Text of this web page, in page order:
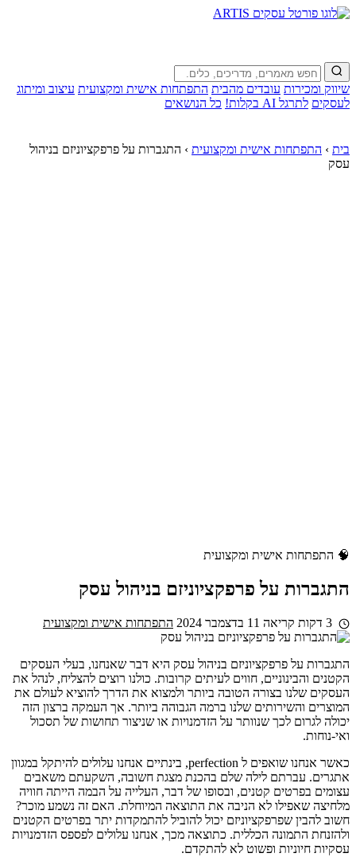
שיווק ומכירות עובדים מהבית התפתחות אישית ומקצועית עיצוב ומיתוג
לעסקים לתרגל AI בקלות! כל הנושאים
בית › התפתחות אישית ומקצועית › התגברות על פרפקציוניזם בניהול
עסק
🧠 התפתחות אישית ומקצועית
התגברות על פרפקציוניזם בניהול עסק
11 בדצמבר 2024 התפתחות אישית ומקצועית
התגברות על פרפקציוניזם בניהול עסק היא דבר שאנחנו, בעלי העסקים
הקטנים והבינוניים, חווים לעיתים קרובות. כולנו רוצים להצליח, לנהל את
העסקים שלנו בצורה הטובה ביותר ולמצוא את הדרך להוציא לעולם את
המוצרים והשירותים שלנו ברמה הגבוהה ביותר. אך העמקה ברצון הזה
יכולה לגרום לכך שנוותר על הזדמנויות או שניצור תחושות של תסכול
ואי-נוחות.
כאשר אנחנו שואפים ל perfection, בינתיים אנחנו עלולים להיתקל במגוון
אתגרים. עברתם לילה שלם בהכנת מצגת חשובה, השקעתם משאבים
עצומים בפרטים קטנים, ובסופו של דבר, העלייה על הבמה הייתה חוויה
מלחיצה שאפילו לא הניבה את התוצאה המיוחלת. האם זה נשמע מוכר?
חשוב להבין שפרפקציוניזם יכול להוביל להתמקדות יתר בפרטים הקטנים
ולהזנחת התמונה הכללית. כתוצאה מכך, אנחנו עלולים לפספס הזדמנויות
עסקיות חיוניות ופשוט לא להתקדם.